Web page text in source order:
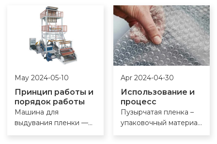
поиск правильной
машины для
производства
пузырчатой ​​пленки
имеет решающее
значение для
высококачественного
производства. Выбор
правильной машины
для производства
пузырчатой ​​пленки —
Его часто используют
для упаковки грузов,
защиты поверхностей
или фиксации
предметов. Обычно
используемый
полиэтиленовая
пленка. Ниже
приводится
подробное описание
машины для стретч-
May 2024-05-10
Принцип работы и
порядок работы
машины для
выдувания пленки
Машина для
выдувания пленки —
Apr 2024-04-30
Использование и
процесс
производства
пузырчатой
Пузырчатая пленка –
упаковочный материал